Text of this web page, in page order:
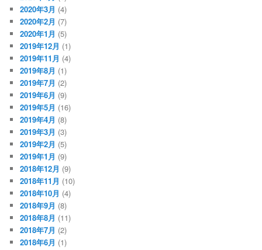
2020年3月 (4)
2020年2月 (7)
2020年1月 (5)
2019年12月 (1)
2019年11月 (4)
2019年8月 (1)
2019年7月 (2)
2019年6月 (9)
2019年5月 (16)
2019年4月 (8)
2019年3月 (3)
2019年2月 (5)
2019年1月 (9)
2018年12月 (9)
2018年11月 (10)
2018年10月 (4)
2018年9月 (8)
2018年8月 (11)
2018年7月 (2)
2018年6月 (1)